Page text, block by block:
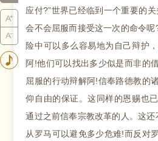
应付?”世界已经临到一个重要的
会不会屈服而接受这一次的命令
险中可以多么容易地为自己辩护
阿!他们可以找出多少似是而非的
屈服的行动辩解阿!信奉路德教的
仰自由的保证。这同样的恩赐也
通过之前信奉宗教改革的人。这
从罗马可以避免多少危难!而反对